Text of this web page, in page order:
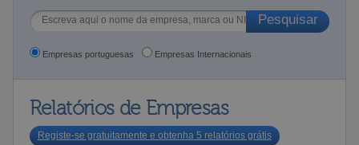
Empresas portuguesas Empresas Internacionais
Relatórios de Empresas
Registe-se gratuitamente e obtenha 5 relatórios grátis